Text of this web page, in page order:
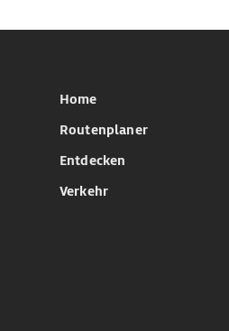
Home
Routenplaner
Entdecken
Verkehr